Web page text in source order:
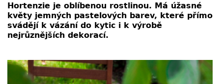
Hortenzie je oblíbenou rostlinou. Má úžasné
květy jemných pastelových barev, které přímo
svádějí k vázání do kytic i k výrobě
nejrůznějších dekorací.